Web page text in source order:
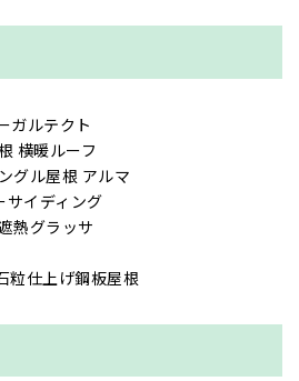
ガルテクト
横暖ルーフ
グル屋根 アルマ
イディング
熱グラッサ
仕上げ鋼板屋根